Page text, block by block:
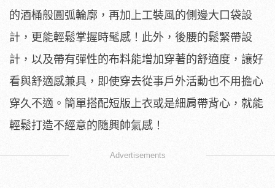
的酒桶般圓弧輪廓，再加上工裝風的側邊大口袋設
計，更能輕鬆掌握時髦感！此外，後腰的鬆緊帶設
計，以及帶有彈性的布料能增加穿著的舒適度，讓好
看與舒適感兼具，即使穿去從事戶外活動也不用擔心
穿久不適。簡單搭配短版上衣或是細肩帶背心，就能
輕鬆打造不經意的隨興帥氣感！
Advertisements